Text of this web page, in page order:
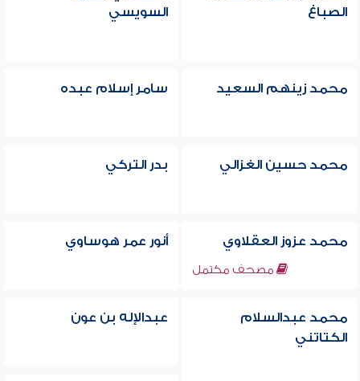
الصباغ
السويسي
محمد زينهم السعيد سامر إسلام عبده
محمد حسين الغزالي بدر التركي
محمد عزوز العقلاوي
مصحف مكتمل
أنور عمر هوساوي
محمد عبدالسلام
الكتاتني
عبدالإله بن عون